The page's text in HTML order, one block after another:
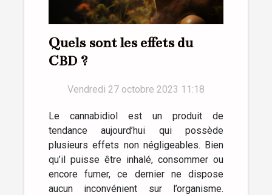
Quels sont les effets du
CBD ?
Vendredi 27 octobre 2023 11:18
Le cannabidiol est un produit de
tendance aujourd’hui qui possède
plusieurs effets non négligeables. Bien
qu’il puisse être inhalé, consommer ou
encore fumer, ce dernier ne dispose
aucun inconvénient sur l’organisme.